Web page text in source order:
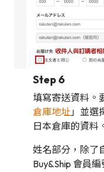
Step 6
填寫寄送資料。
倉庫地址 」並選
日本倉庫的資料
姓名部分，除了
Buy&Ship 會員